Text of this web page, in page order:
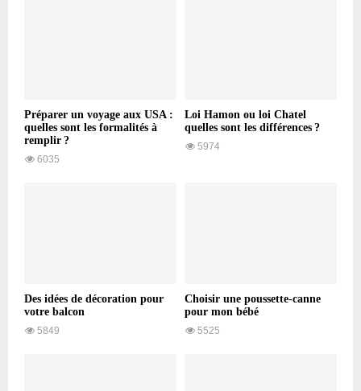
Préparer un voyage aux USA :
quelles sont les formalités à
remplir ?
6035
Loi Hamon ou loi Chatel
quelles sont les différences ?
5974
Des idées de décoration pour
votre balcon
5849
Choisir une poussette-canne
pour mon bébé
5525